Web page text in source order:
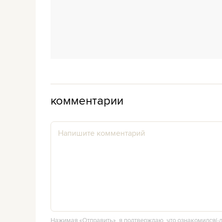
комментарии
Нажимая «Отправить», я подтверждаю, что